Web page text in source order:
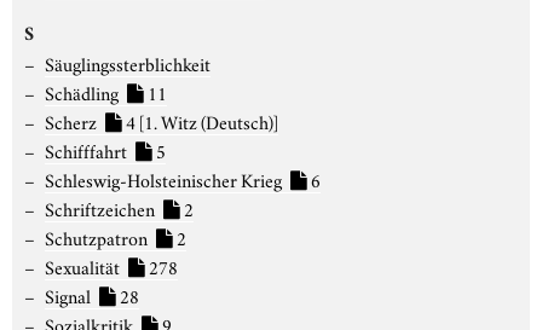
S
Säuglingssterblichkeit
Schädling
11
Scherz
4[1. Witz (Deutsch)]
Schifffahrt
5
Schleswig-Holsteinischer Krieg
6
Schriftzeichen
2
Schutzpatron
2
Sexualität
278
Signal
28
Sozialkritik
9